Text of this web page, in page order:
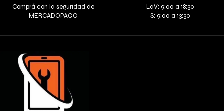
Comprá con la seguridad de
MERCADOPAGO
LaV: 9:00 a 18:30
S: 9:00 a 13:30